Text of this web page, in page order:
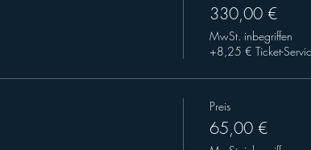
330,00 €
MwSt. inbegriffen
+8,25 € Ticket-
Preis
65,00 €